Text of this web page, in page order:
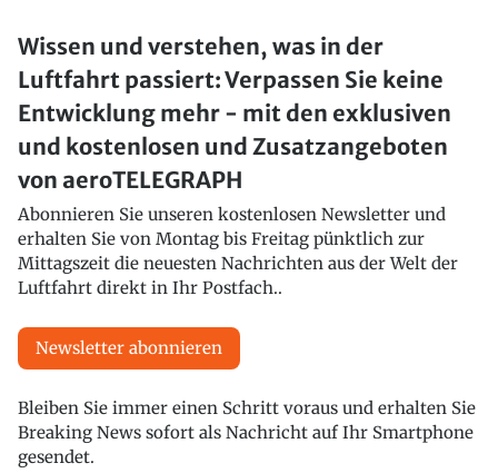
Wissen und verstehen, was in der
Luftfahrt passiert: Verpassen Sie keine
Entwicklung mehr - mit den exklusiven
und kostenlosen und Zusatzangeboten
von aeroTELEGRAPH
Abonnieren Sie unseren kostenlosen Newsletter und
erhalten Sie von Montag bis Freitag pünktlich zur
Mittagszeit die neuesten Nachrichten aus der Welt der
Luftfahrt direkt in Ihr Postfach..
Newsletter abonnieren
Bleiben Sie immer einen Schritt voraus und erhalten Sie
Breaking News sofort als Nachricht auf Ihr Smartphone
gesendet.